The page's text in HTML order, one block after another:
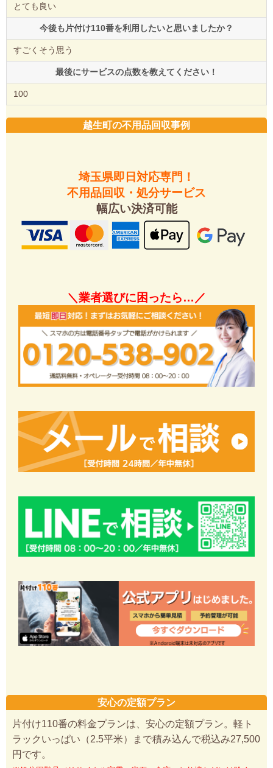
とても良い
今後も片付け110番を利用したいと思いましたか？
すごくそう思う
最後にサービスの点数を教えてください！
100
越生町の不用品回収事例
埼玉県即日対応専門！
不用品回収・処分サービス
幅広い決済可能
＼業者選びに困ったら…／
安心の定額プラン
片付け110番の料金プランは、安心の定額プラン。軽ト
ラックいっぱい（2.5平米）まで積み込んで税込み27,500
円です。